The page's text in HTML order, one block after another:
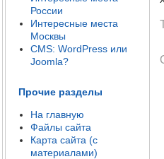
России
Интересные места
Москвы
CMS: WordPress или
Joomla?
Прочие разделы
На главную
Файлы сайта
Карта сайта (с
материалами)